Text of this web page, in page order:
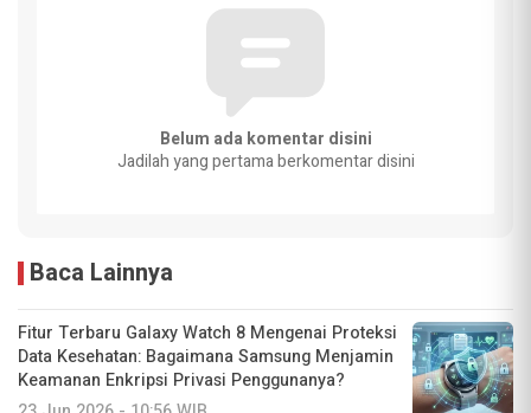
Belum ada komentar disini
Jadilah yang pertama berkomentar disini
Baca Lainnya
Fitur Terbaru Galaxy Watch 8 Mengenai Proteksi
Data Kesehatan: Bagaimana Samsung Menjamin
Keamanan Enkripsi Privasi Penggunanya?